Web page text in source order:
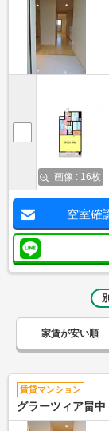
画像 : 16枚
空室確
家賃が安い順
賃貸マンション
グラーツィア畠中